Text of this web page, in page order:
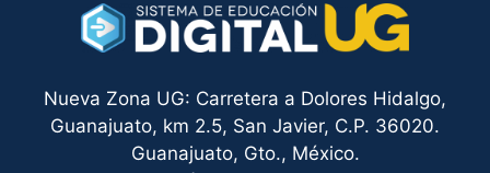
Nueva Zona UG: Carretera a Dolores Hidalgo,
Guanajuato, km 2.5, San Javier, C.P. 36020.
Guanajuato, Gto., México.